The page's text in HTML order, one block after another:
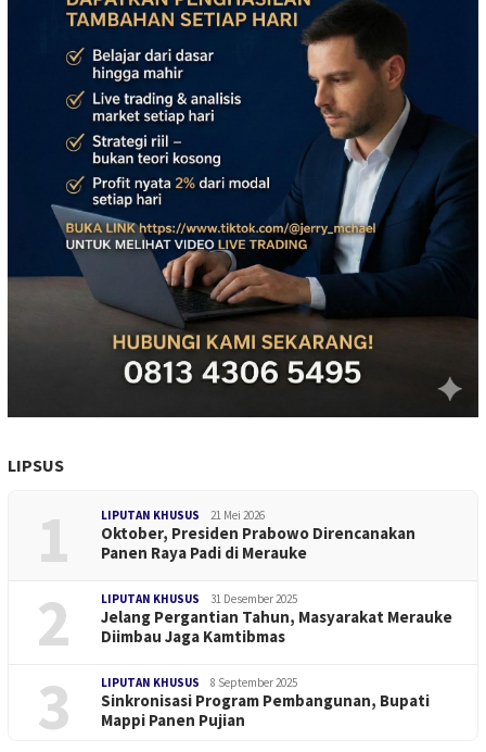
LIPSUS
1 LIPUTAN KHUSUS 21 Mei 2026
Oktober, Presiden Prabowo Direncanakan
Panen Raya Padi di Merauke
2 LIPUTAN KHUSUS 31 Desember 2025
Jelang Pergantian Tahun, Masyarakat Merauke
Diimbau Jaga Kamtibmas
3 LIPUTAN KHUSUS 8 September 2025
Sinkronisasi Program Pembangunan, Bupati
Mappi Panen Pujian